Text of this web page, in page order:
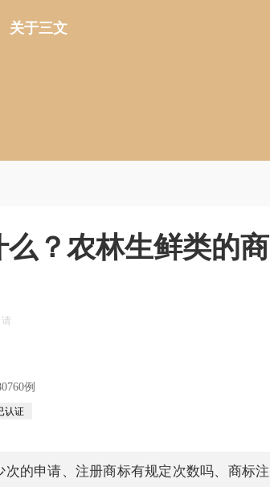
关于三文
？农林生鲜类的商
例
认证
的申请、注册商标有规定次数吗、商标注